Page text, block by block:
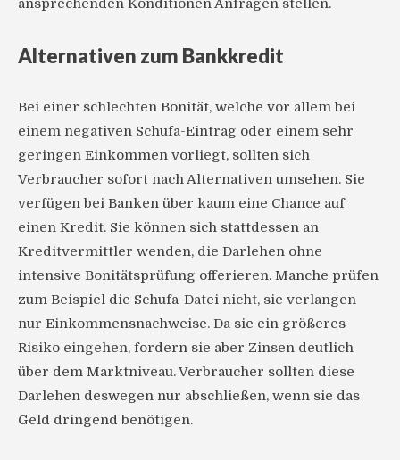
ansprechenden Konditionen Anfragen stellen.
Alternativen zum Bankkredit
Bei einer schlechten Bonität, welche vor allem bei
einem negativen Schufa-Eintrag oder einem sehr
geringen Einkommen vorliegt, sollten sich
Verbraucher sofort nach Alternativen umsehen. Sie
verfügen bei Banken über kaum eine Chance auf
einen Kredit. Sie können sich stattdessen an
Kreditvermittler wenden, die Darlehen ohne
intensive Bonitätsprüfung offerieren. Manche prüfen
zum Beispiel die Schufa-Datei nicht, sie verlangen
nur Einkommensnachweise. Da sie ein größeres
Risiko eingehen, fordern sie aber Zinsen deutlich
über dem Marktniveau. Verbraucher sollten diese
Darlehen deswegen nur abschließen, wenn sie das
Geld dringend benötigen.